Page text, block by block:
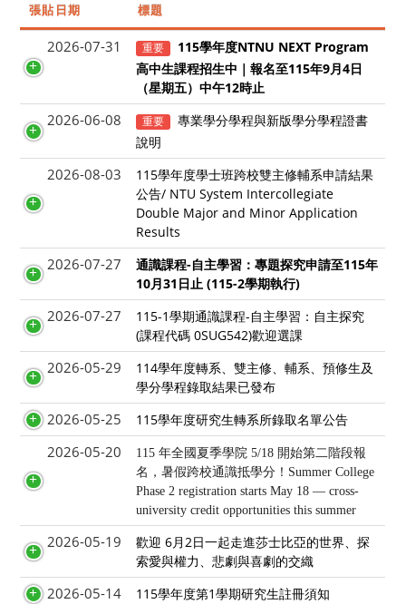
張貼日期 標題
2026-07-31 重要
115學年度NTNU NEXT Program
高中生課程招生中｜報名至115年9月4日
（星期五）中午12時止
2026-06-08 重要
專業學分學程與新版學分學程證書
說明
2026-08-03
115學年度學士班跨校雙主修輔系申請結果
公告/ NTU System Intercollegiate
Double Major and Minor Application
Results
2026-07-27
通識課程-自主學習：專題探究申請至115年
10月31日止 (115-2學期執行)
2026-07-27
115-1學期通識課程-自主學習：自主探究
(課程代碼 0SUG542)歡迎選課
2026-05-29
114學年度轉系、雙主修、輔系、預修生及
學分學程錄取結果已發布
2026-05-25 115學年度研究生轉系所錄取名單公告
2026-05-20
115 年全國夏季學院 5/18 開始第二階段報
名，暑假跨校通識抵學分！Summer College
Phase 2 registration starts May 18 — cross-
university credit opportunities this summer
2026-05-19
歡迎 6月2日一起走進莎士比亞的世界、探
索愛與權力、悲劇與喜劇的交織
2026-05-14 115學年度第1學期研究生註冊須知